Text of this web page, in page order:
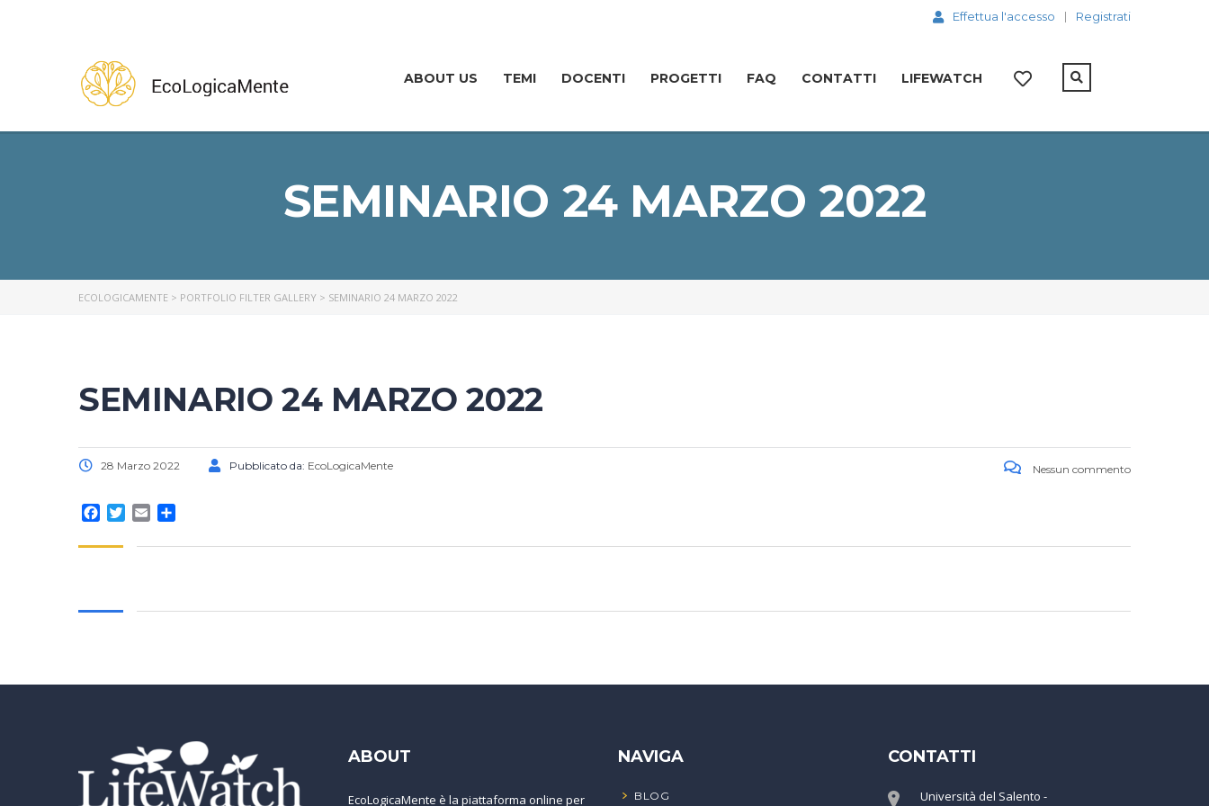
Effettua l'accesso Registrati
ABOUT US TEMI DOCENTI PROGETTI FAQ CONTATTI LIFEWATCH
SEMINARIO 24 MARZO 2022
ECOLOGICAMENTE > PORTFOLIO FILTER GALLERY > SEMINARIO 24 MARZO 2022
SEMINARIO 24 MARZO 2022
28 Marzo 2022 Pubblicato da: EcoLogicaMente Nessun commento
Facebook
Twitter
Email
ABOUT
EcoLogicaMente è la piattaforma online per
NAVIGA
BLOG
CONTATTI
Università del Salento -